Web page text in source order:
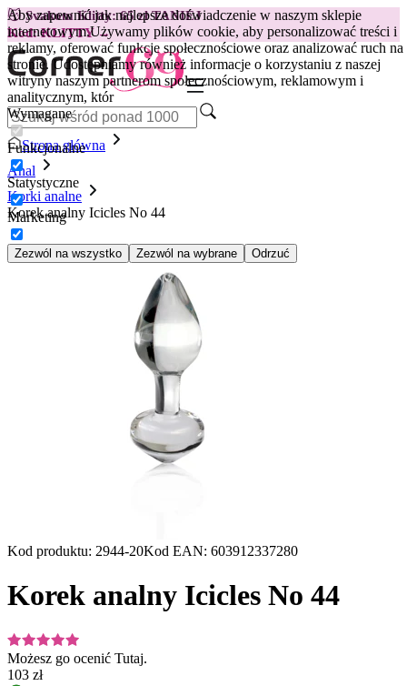
Aby zapewnić jak najlepsze doświadczenie w naszym sklepie
internetowym.Używamy plików cookie, aby personalizować treści i
reklamy, oferować funkcje społecznościowe oraz analizować ruch na
stronie. Udostępniamy również informacje o korzystaniu z naszej
witryny naszym partnerom społecznościowym, reklamowym i
analitycznym, któr
Wymagane
Funkcjonalne
Statystyczne
Marketing
Zezwól na wszystko Zezwól na wybrane Odrzuć
😽Svakom Klitty: 65 zł TANIEJ
Kod: KLITTY →
Strona główna
Anal
Korki analne
Korek analny Icicles No 44
Kod produktu: 2944-20Kod EAN: 603912337280
Korek analny Icicles No 44
Możesz go ocenić Tutaj.
103 zł